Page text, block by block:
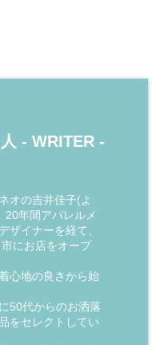
- WRITER -
オの吉井佳子(よ
20年間アパレルメ
ザイナーを経て、
にお店をオープ
心地の良さから始
50代からのお洒落
をセレクトしてい